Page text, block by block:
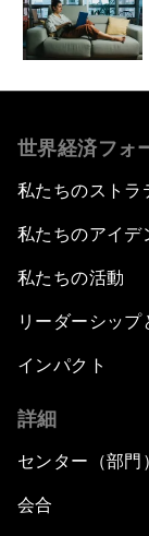
世界経済フォ
私たちのストラ
私たちのアイデ
私たちの活動
リーダーシップ
インパクト
詳細
センター（部門）
会合